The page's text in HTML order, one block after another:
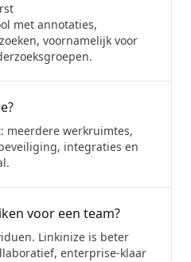
met annotaties,
voornamelijk voor
meerdere werkruimtes,
integraties en
voor een team?
Linkinize is beter
enterprise-klaar